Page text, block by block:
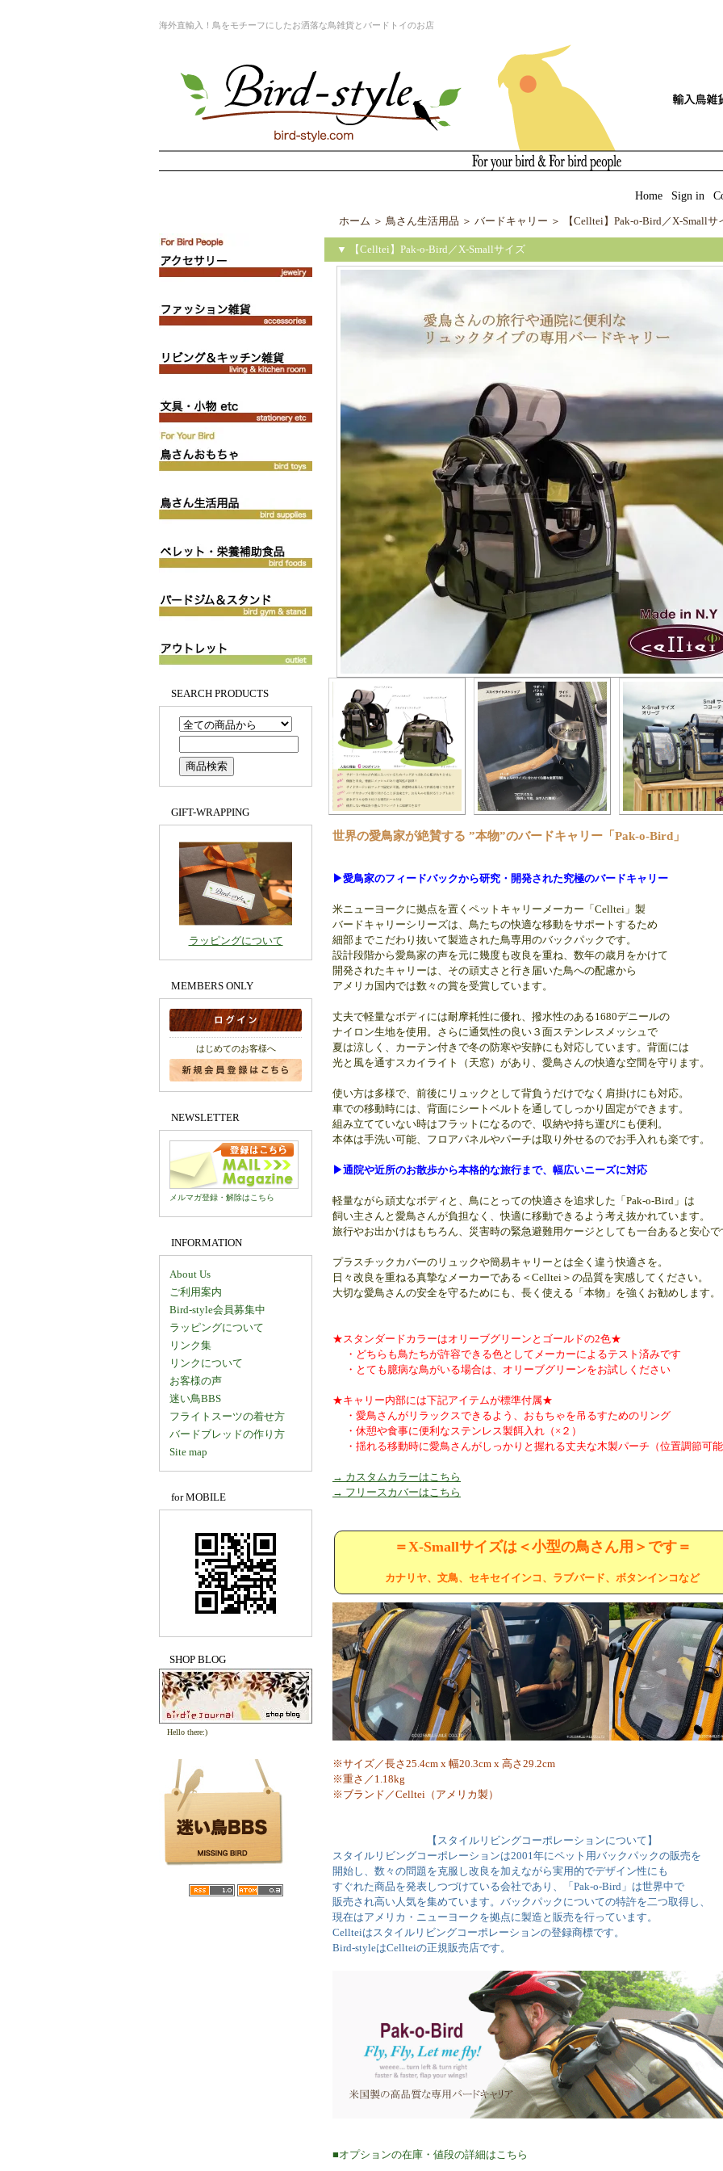
海外直輸入！鳥をモチーフにしたお洒落な鳥雑貨とバードトイのお店
Home Sign in
SEARCH PRODUCTS
GIFT-WRAPPING
ラッピングについて
MEMBERS ONLY
はじめてのお客様へ
NEWSLETTER
メルマガ登録・解除はこちら
INFORMATION
About Us
ご利用案内
Bird-style会員募集中
ラッピングについて
リンク集
リンクについて
お客様の声
迷い鳥BBS
フライトスーツの着せ方
バードブレッドの作り方
Site map
for MOBILE
SHOP BLOG
Hello there:)
ホーム ＞ 鳥さん生活用品 ＞ バードキャリー ＞ 【Celltei】Pak-o-Bird／X-Smallサ
▼ 【Celltei】Pak-o-Bird／X-Smallサイズ
世界の愛鳥家が絶賛する ”本物”のバードキャリー「Pak-o-Bird」
▶愛鳥家のフィードバックから研究・開発された究極のバードキャリー
米ニューヨークに拠点を置くペットキャリーメーカー「Celltei」製
バードキャリーシリーズは、鳥たちの快適な移動をサポートするため
細部までこだわり抜いて製造された鳥専用のバックパックです。
設計段階から愛鳥家の声を元に幾度も改良を重ね、数年の歳月をかけて
開発されたキャリーは、その頑丈さと行き届いた鳥への配慮から
アメリカ国内では数々の賞を受賞しています。
丈夫で軽量なボディには耐摩耗性に優れ、撥水性のある1680デニールの
ナイロン生地を使用。さらに通気性の良い３面ステンレスメッシュで
夏は涼しく、カーテン付きで冬の防寒や安静にも対応しています。背面には
光と風を通すスカイライト（天窓）があり、愛鳥さんの快適な空間を守ります。
使い方は多様で、前後にリュックとして背負うだけでなく肩掛けにも対応。
車での移動時には、背面にシートベルトを通してしっかり固定ができます。
組み立てていない時はフラットになるので、収納や持ち運びにも便利。
本体は手洗い可能、フロアパネルやパーチは取り外せるのでお手入れも楽です。
▶通院や近所のお散歩から本格的な旅行まで、幅広いニーズに対応
軽量ながら頑丈なボディと、鳥にとっての快適さを追求した「Pak-o-Bird」は
飼い主さんと愛鳥さんが負担なく、快適に移動できるよう考え抜かれています。
旅行やお出かけはもちろん、災害時の緊急避難用ケージとしても一台あると安心で
プラスチックカバーのリュックや簡易キャリーとは全く違う快適さを。
日々改良を重ねる真摯なメーカーである＜Celltei＞の品質を実感してください。
大切な愛鳥さんの安全を守るためにも、長く使える「本物」を強くお勧めします。
★スタンダードカラーはオリーブグリーンとゴールドの2色★
・どちらも鳥たちが許容できる色としてメーカーによるテスト済みです
・とても臆病な鳥がいる場合は、オリーブグリーンをお試しください
★キャリー内部には下記アイテムが標準付属★
・愛鳥さんがリラックスできるよう、おもちゃを吊るすためのリング
・休憩や食事に便利なステンレス製餌入れ（×２）
・揺れる移動時に愛鳥さんがしっかりと握れる丈夫な木製パーチ（位置調節可
→ カスタムカラーはこちら
→ フリースカバーはこちら
＝X-Smallサイズは＜小型の鳥さん用＞です＝
カナリヤ、文鳥、セキセイインコ、ラブバード、ボタンインコなど
※サイズ／長さ25.4cm x 幅20.3cm x 高さ29.2cm
※重さ／1.18kg
※ブランド／Celltei（アメリカ製）
【スタイルリビングコーポレーションについて】
スタイルリビングコーポレーションは2001年にペット用バックパックの販売を
開始し、数々の問題を克服し改良を加えながら実用的でデザイン性にも
すぐれた商品を発表しつづけている会社であり、「Pak-o-Bird」は世界中で
販売され高い人気を集めています。バックパックについての特許を二つ取得し、
現在はアメリカ・ニューヨークを拠点に製造と販売を行っています。
Cellteiはスタイルリビングコーポレーションの登録商標です。
Bird-styleはCellteiの正規販売店です。
■オプションの在庫・値段の詳細はこちら